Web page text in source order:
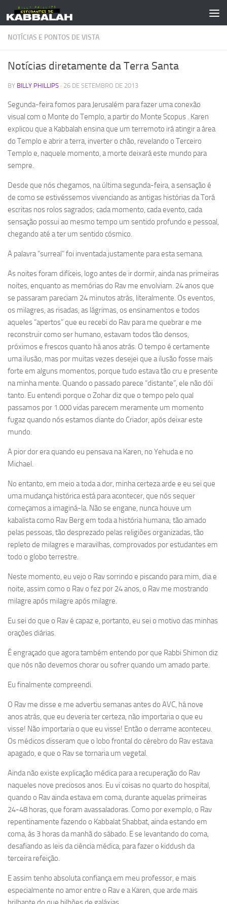
Skip to content
NOTÍCIAS E PONTOS DE VISTA
Notícias diretamente da Terra Santa
BY BILLY PHILLIPS · 26 DE SETEMBRO DE 2013
Segunda-feira fomos para Jerusalém para fazer uma conexão
visual com o Monte do Templo, a partir do Monte Scopus . Karen
explicou que a Kabbalah ensina que um terremoto irá atingir a área
do Templo e abrir a terra, inverter o chão, revelando o Terceiro
Templo e, naquele momento, a morte deixará este mundo para
sempre.
Desde que nós chegamos, na última segunda-feira, a sensação é
de como se estivéssemos vivenciando as antigas histórias da Torá
escritas nos rolos sagrados; cada momento, cada evento, cada
sensação possui ao mesmo tempo um sentido profundo e pessoal,
chegando até a ter um sentido cósmico.
A palavra “surreal” foi inventada justamente para esta semana.
As noites foram difíceis, logo antes de ir dormir, ainda nas primeiras
noites, enquanto as memórias do Rav me envolviam. 24 anos que
se passaram pareciam 24 minutos atrás, literalmente. Os eventos,
os milagres, as risadas, as lágrimas, os ensinamentos e todos
aqueles “apertos” que eu recebi do Rav para me quebrar e me
reconstruir como ser humano, estavam todos tão densos,
próximos e frescos quanto há anos atrás. O tempo é certamente
uma ilusão, mas por muitas vezes desejei que a ilusão fosse mais
forte em alguns momentos, porque tudo estava tão cru e presente
na minha mente. Quando o passado parece “distante”, ele não dói
tanto. Eu entendi porque o Zohar diz que o tempo pelo qual
passamos por 1.000 vidas parecem meramente um momento
fugaz quando nós estamos diante do Criador, após deixar este
mundo.
A pior dor era quando eu pensava na Karen, no Yehuda e no
Michael.
No entanto, em meio a toda a dor, minha certeza arde e eu sei que
uma mudança histórica está para acontecer, que nós sequer
começamos a imaginá-la. Não se engane, nunca houve um
kabalista como Rav Berg em toda a história humana; tão amado
pelas pessoas, tão desprezado pelas religiões organizadas, tão
repleto de milagres e maravilhas, comprovados por estudantes em
todo o globo terrestre.
Neste momento, eu vejo o Rav sorrindo e piscando para mim, dia e
noite, assim como o Rav o fez por 24 anos, o Rav me mostrando
milagre após milagre após milagre.
Eu sei do que o Rav é capaz e, portanto, eu sei o motivo das minhas
orações diárias.
É engraçado que agora também entendo por que Rabbi Shimon diz
que nós não devemos chorar ou sofrer quando um amado parte.
Eu finalmente compreendi.
O Rav me disse e me advertiu semanas antes do AVC, há nove
anos atrás, que eu deveria ter certeza, não importaria o que eu
visse! Não importaria o que eu visse! Então o derrame aconteceu.
Os médicos disseram que o lobo frontal do cérebro do Rav estava
apagado, e que o Rav se tornaria um vegetal.
Ainda não existe explicação médica para a recuperação do Rav
naqueles nove preciosos anos. Eu vi coisas no quarto do hospital,
quando o Rav ainda estava em coma, durante aquelas primeiras
24-48 horas, que foram avassaladoras. Como por exemplo, o Rav
repentinamente fazendo o Kabbalat Shabbat, ainda estando em
coma, às 3 horas da manhã do sábado. E se levantando do coma,
desafiando as leis da ciência médica, para fazer o kiddush da
terceira refeição.
E assim tenho absoluta confiança em meu professor, e mais
especialmente no amor entre o Rav e a Karen, que arde mais